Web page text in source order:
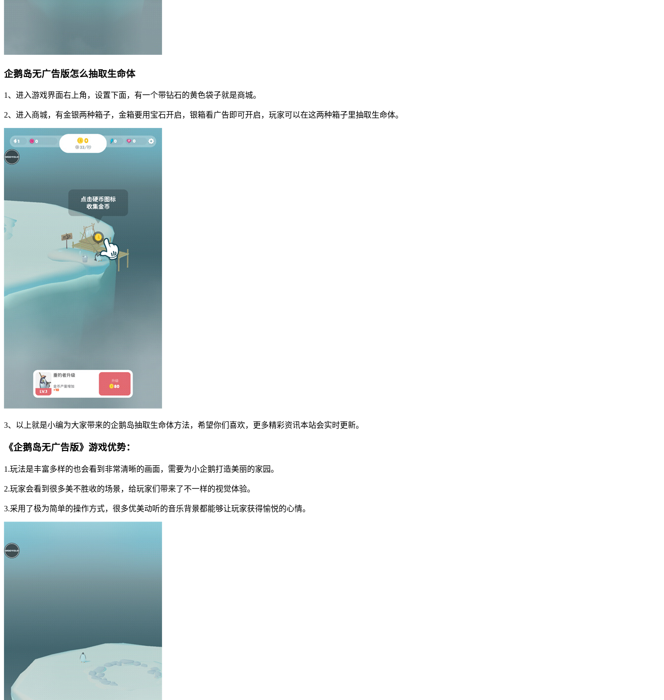
企鹅岛无广告版怎么抽取生命体
1、进入游戏界面右上角，设置下面，有一个带钻石的黄色袋子就是商城。
2、进入商城，有金银两种箱子，金箱要用宝石开启，银箱看广告即可开启，玩家可以在这两种箱子里抽取生命体。
3、以上就是小编为大家带来的企鹅岛抽取生命体方法，希望你们喜欢，更多精彩资讯本站会实时更新。
《企鹅岛无广告版》游戏优势：
1.玩法是丰富多样的也会看到非常清晰的画面，需要为小企鹅打造美丽的家园。
2.玩家会看到很多美不胜收的场景，给玩家们带来了不一样的视觉体验。
3.采用了极为简单的操作方式，很多优美动听的音乐背景都能够让玩家获得愉悦的心情。